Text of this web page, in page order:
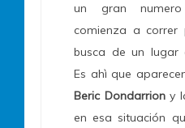
un gran
comienza a correr
busca de un lugar
Es ahì que
Beric Dondarriony
en esa situación